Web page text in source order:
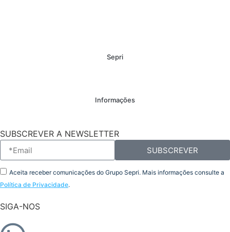
Sepri
Informações
SUBSCREVER A NEWSLETTER
Aceita receber comunicações do Grupo Sepri. Mais informações consulte a
Política de Privacidade.
SUBSCREVER
SIGA-NOS